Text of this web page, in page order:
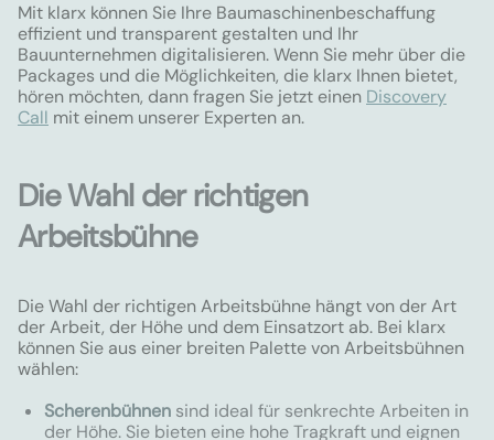
Mit klarx können Sie Ihre Baumaschinenbeschaffung
effizient und transparent gestalten und Ihr
Bauunternehmen digitalisieren. Wenn Sie mehr über die
Packages und die Möglichkeiten, die klarx Ihnen bietet,
hören möchten, dann fragen Sie jetzt einen Discovery
Call mit einem unserer Experten an.
Die Wahl der richtigen
Arbeitsbühne
Die Wahl der richtigen Arbeitsbühne hängt von der Art
der Arbeit, der Höhe und dem Einsatzort ab. Bei klarx
können Sie aus einer breiten Palette von Arbeitsbühnen
wählen:
Scherenbühnen sind ideal für senkrechte Arbeiten in
der Höhe. Sie bieten eine hohe Tragkraft und eignen